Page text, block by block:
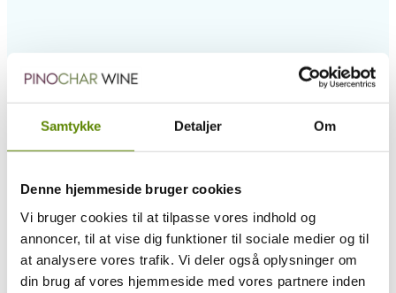
Samtykke Detaljer Om
Denne hjemmeside bruger cookies
Vi bruger cookies til at tilpasse vores indhold og
annoncer, til at vise dig funktioner til sociale medier og til
at analysere vores trafik. Vi deler også oplysninger om
din brug af vores hjemmeside med vores partnere inden